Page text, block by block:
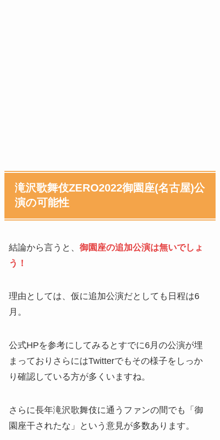
滝沢歌舞伎ZERO2022御園座(名古屋)公
演の可能性
結論から言うと、 御園座の追加公演は無いでしょ
う！
理由としては、仮に追加公演だとしても日程は6
月。
公式HPを参考にしてみるとすでに6月の公演が埋
まっておりさらにはTwitterでもその様子をしっか
り確認している方が多くいますね。
さらに長年滝沢歌舞伎に通うファンの間でも「御
園座干されたな」という意見が多数あります。